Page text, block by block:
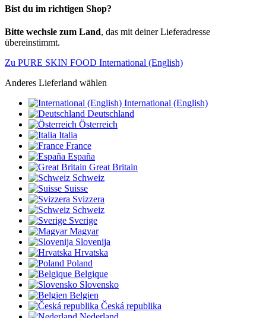
Bist du im richtigen Shop?
Bitte wechsle zum Land, das mit deiner Lieferadresse
übereinstimmt.
Zu PURE SKIN FOOD International (English)
Anderes Lieferland wählen
International (English)
Deutschland
Österreich
Italia
France
España
Great Britain
Schweiz
Suisse
Svizzera
Schweiz
Sverige
Magyar
Slovenija
Hrvatska
Poland
Belgique
Slovensko
Belgien
Česká republika